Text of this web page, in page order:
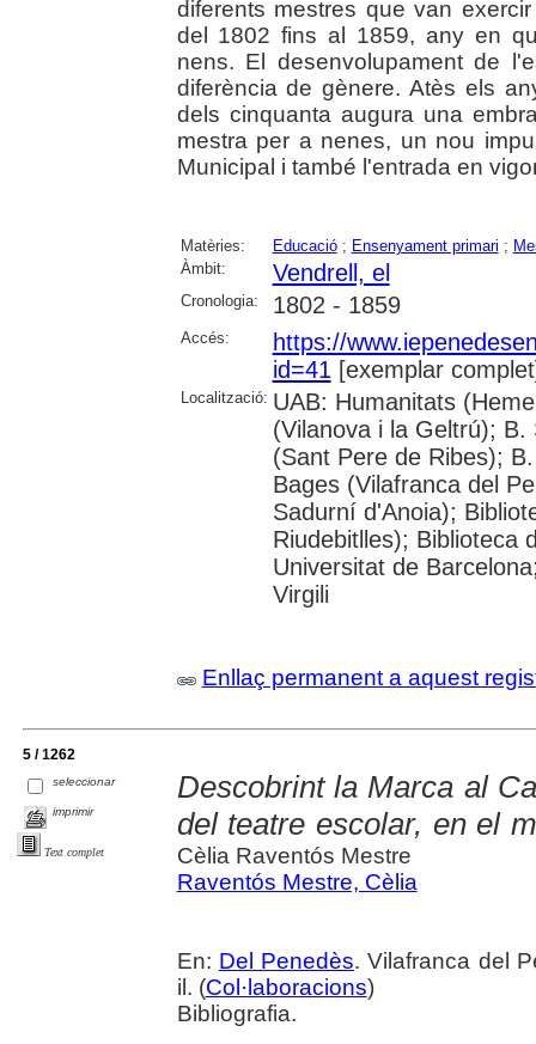
diferents mestres que van
del 1802 fins al 1859, any en
nens. El desenvolupament de
diferència de gènere. Atès els
dels cinquanta augura una
mestra per a nenes, un nou
Municipal i també l'entrada en
Matèries: Educació; Ensenyament primari ;
Àmbit:
Vendrell, el
Cronologia: 1802 - 1859
Accés:
https://
id=41 [exemplar
Localització: UAB: Humanitats
(Vilanova i la Geltrú);
(Sant Pere de Ribes);
Bages (Vilafranca del
Sadurní d'Anoia);
Riudebitlles); Biblioteca
Universitat de
Virgili
Enllaç permanent a aquest
5 / 1262
seleccionar
imprimir
Text complet
Descobrint la Marca al
del teatre escolar, en el
Cèlia Raventós Mestre
Raventós Mestre, Cèlia
En: Del Penedès. Vilafranca del
il. (Col·laboracions)
Bibliografia.